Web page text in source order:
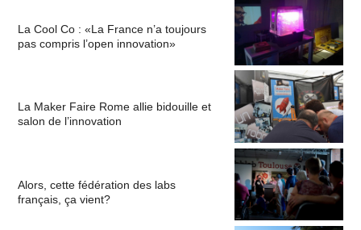
La Cool Co : «La France n’a toujours
pas compris l’open innovation»
La Maker Faire Rome allie bidouille et
salon de l’innovation
Alors, cette fédération des labs
français, ça vient?